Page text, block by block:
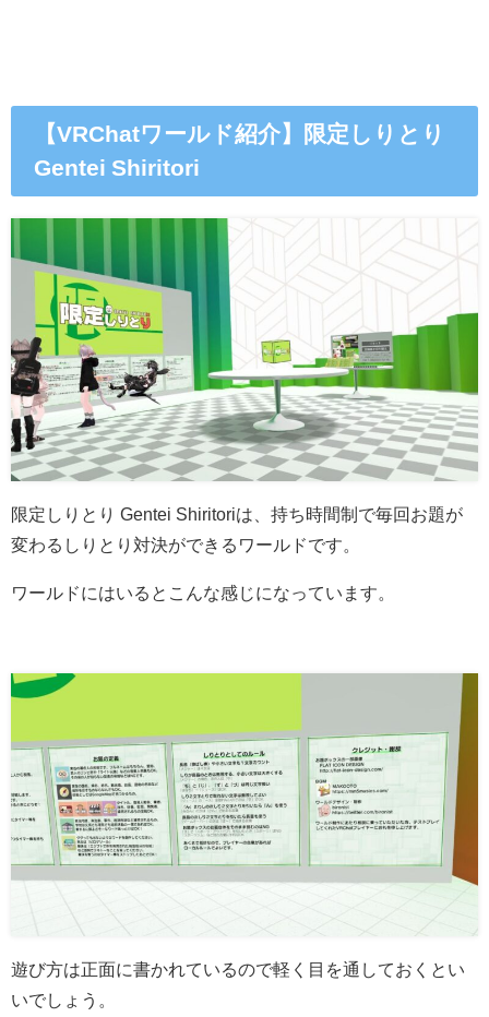
【VRChatワールド紹介】限定しりとり
Gentei Shiritori
限定しりとり Gentei Shiritoriは、 持ち時間制で毎回お題が
変わるしりとり対決ができるワールドです。
ワールドにはいるとこんな感じになっています。
遊び方は正面に書かれているので軽く目を通しておくとい
いでしょう。